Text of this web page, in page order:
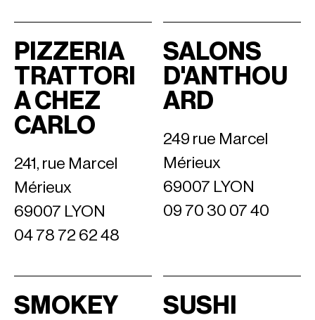
PIZZERIA
TRATTORI
A CHEZ
CARLO
241, rue Marcel
Mérieux
69007 LYON
04 78 72 62 48
SALONS
D'ANTHOU
ARD
249 rue Marcel
Mérieux
69007 LYON
09 70 30 07 40
SMOKEY
SUSHI